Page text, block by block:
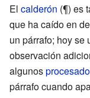
El calderón (¶) es
que ha caído en
un párrafo; hoy se
observación
algunos
párrafo cuando